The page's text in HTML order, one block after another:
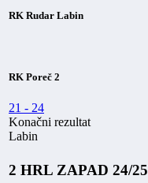
RK Rudar Labin
RK Poreč 2
21 - 24
Konačni rezultat
Labin
2 HRL ZAPAD 24/25